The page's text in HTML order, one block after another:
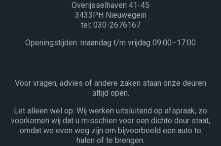
Overijsselhaven 41-45
3433PH Nieuwegein
tel: 030-2676167
Openingstijden: maandag t/m vrijdag 09:00–17:00
Voor vragen, advies of andere zaken staan onze deuren
altijd open.
Let alleen wel op: Wij werken uitsluitend op afspraak, zo
voorkomen wij dat u misschien voor een dichte deur staat,
omdat we even weg zijn om bijvoorbeeld een auto te
halen of te brengen.